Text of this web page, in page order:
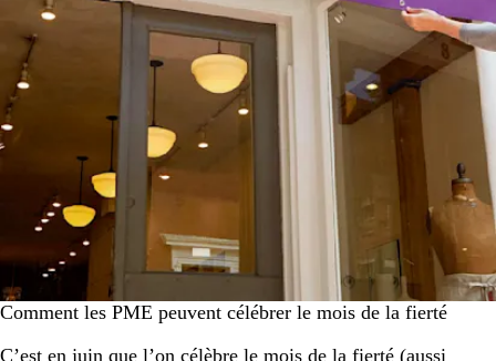
Comment les PME peuvent célébrer le mois de la fierté
C’est en juin que l’on célèbre le mois de la fierté (aussi